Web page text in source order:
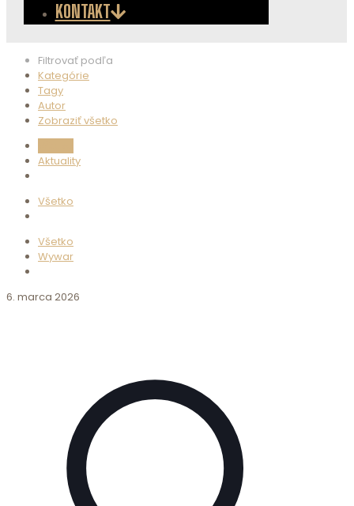
KONTAKT
Filtrovať podľa
Kategórie
Tagy
Autor
Zobraziť všetko
Aktuality
Všetko
Všetko
Wywar
6. marca 2026